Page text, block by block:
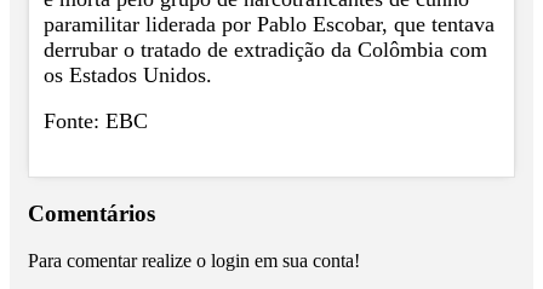
paramilitar liderada por Pablo Escobar, que tentava
derrubar o tratado de extradição da Colômbia com
os Estados Unidos.
Fonte: EBC
Comentários
Para comentar realize o login em sua conta!